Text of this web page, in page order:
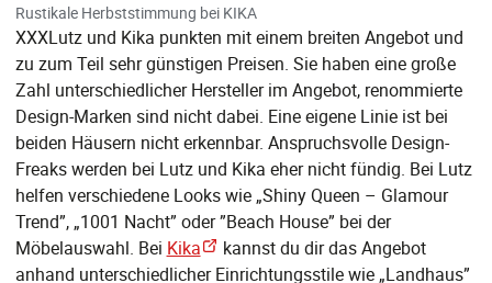
Rustikale Herbststimmung bei KIKA
XXXLutz und Kika punkten mit einem breiten Angebot und
zu zum Teil sehr günstigen Preisen. Sie haben eine große
Zahl unterschiedlicher Hersteller im Angebot, renommierte
Design-Marken sind nicht dabei. Eine eigene Linie ist bei
beiden Häusern nicht erkennbar. Anspruchsvolle Design-
Freaks werden bei Lutz und Kika eher nicht fündig. Bei Lutz
helfen verschiedene Looks wie „Shiny Queen – Glamour
Trend”, „1001 Nacht” oder ”Beach House” bei der
Möbelauswahl. Bei Kika
kannst du dir das Angebot
anhand unterschiedlicher Einrichtungsstile wie „Landhaus”